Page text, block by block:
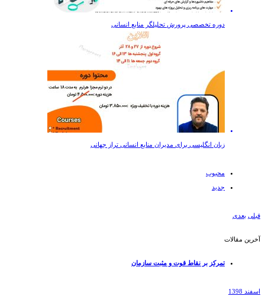
دوره تخصصی پرورش تحلیلگر منابع انسانی
زبان انگلیسی برای مدیران منابع انسانی تراز جهانی
محبوب
جدید
قبلی بعدی
آخرین مقالات
تمرکز بر نقاط قوت و مثبت سازمان
اسفند 1398